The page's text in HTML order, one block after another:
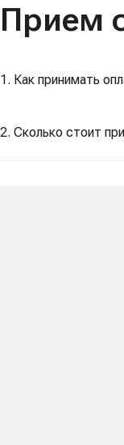
Прием
1. Как принимать
2. Сколько стоит